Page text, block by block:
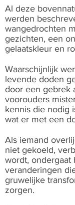
Al deze
werden
wangedrochten
gezichten, een
gelaatskleur en
Waarschijnlijk
levende doden
door een gebrek
voorouders
kennis die nodig
wat er met een
Als iemand
niet gekoeld,
wordt, ondergaat
veranderingen
gruwelijke
zorgen.